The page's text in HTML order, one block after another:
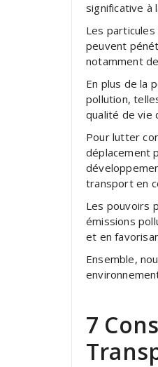
significative à
Les
peuvent
notamment
En plus de la
pollution,
qualité de vie
Pour lutter
déplacement
transport en
Les pouvoirs
émissions
et en
Ensemble,
7